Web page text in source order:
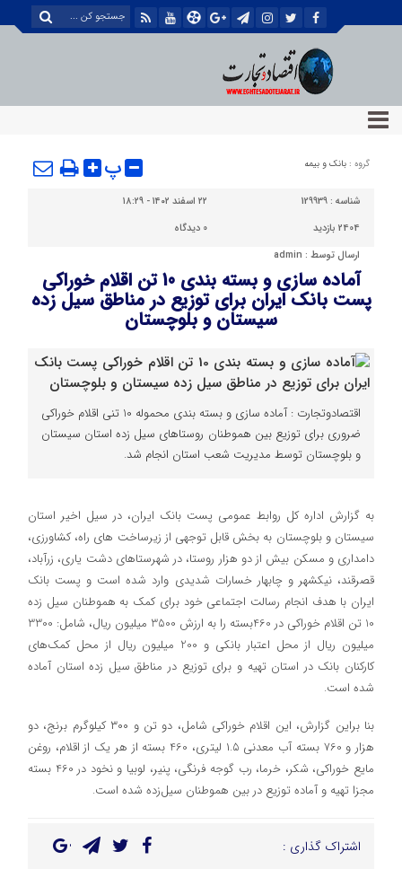
گروه : بانک و بیمه پ
شناسه : 129939
۲۲ اسفند ۱۴۰۲ - ۱۸:۲۹
2404 بازدید
0 دیدگاه
ارسال توسط : admin
آماده سازی و بسته بندی 10 تن اقلام خوراکی
پست بانک ایران برای توزیع در مناطق سیل زده
سیستان و بلوچستان
اقتصادوتجارت : آماده سازی و بسته بندی محموله 10 تنی اقلام خوراکی
ضروری برای توزیع بین هموطنان روستاهای سیل زده استان سیستان
و بلوچستان توسط مدیریت شعب استان انجام شد.
به گزارش اداره کل روابط عمومی پست بانک ایران، در سیل اخیر استان
سیستان و بلوچستان به بخش قابل توجهی از زیرساخت های راه، کشاورزی،
دامداری و مسکن بیش از دو هزار روستا، در شهرستا‌های دشت یاری، زرآباد،
قصرقند، نیکشهر و چابهار خسارات شدیدی وارد شده است و پست بانک
ایران با هدف انجام رسالت اجتماعی خود برای کمک به هموطنان سیل زده
10 تن اقلام خوراکی در 460بسته را به ارزش 3500 میلیون ریال، شامل: 3300
میلیون ریال از محل اعتبار بانکی و 200 میلیون ریال از محل کمک‌های
کارکنان بانک در استان تهیه و برای توزیع در مناطق سیل زده استان آماده
شده است.
بنا براین گزارش، این اقلام خوراکی شامل، دو تن و ۳۰۰ کیلوگرم برنج، دو
هزار و 760 بسته آب معدنی ۱.۵ لیتری، 460 بسته از هر یک از اقلام، روغن
مایع خوراکی، شکر، خرما، رب گوجه فرنگی، پنیر، لوبیا و نخود در 460 بسته
مجزا تهیه و آماده توزیع در بین هموطنان سیل‌زده شده است.
اشتراک گذاری :